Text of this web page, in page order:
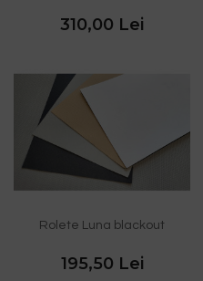
310,00 Lei
Rolete Luna blackout
195,50 Lei